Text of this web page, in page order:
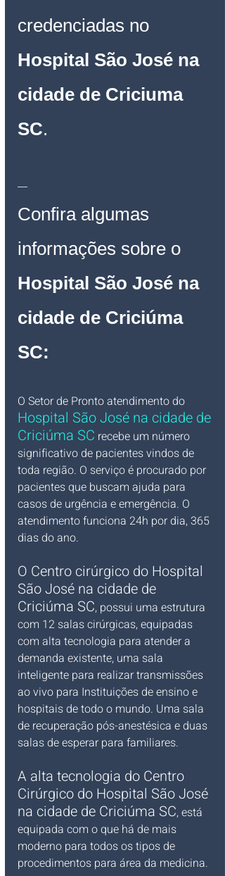
credenciadas no
Hospital São José na
cidade de Criciuma
SC.
__
Confira algumas
informações sobre o
Hospital São José na
cidade de Criciúma
SC:
O Setor de Pronto atendimento do
Hospital São José na cidade de
Criciúma SC recebe um número
significativo de pacientes vindos de
toda região. O serviço é procurado por
pacientes que buscam ajuda para
casos de urgência e emergência. O
atendimento funciona 24h por dia, 365
dias do ano.
O Centro cirúrgico do Hospital
São José na cidade de
Criciúma SC, possui uma estrutura
com 12 salas cirúrgicas, equipadas
com alta tecnologia para atender a
demanda existente, uma sala
inteligente para realizar transmissões
ao vivo para Instituições de ensino e
hospitais de todo o mundo. Uma sala
de recuperação pós-anestésica e duas
salas de esperar para familiares.
A alta tecnologia do Centro
Cirúrgico do Hospital São José
na cidade de Criciúma SC, está
equipada com o que há de mais
moderno para todos os tipos de
procedimentos para área da medicina.